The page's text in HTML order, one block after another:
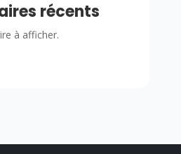
récents
à afficher.